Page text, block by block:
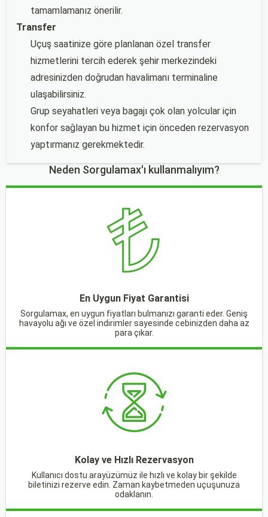
tamamlamanız önerilir.
Transfer
Uçuş saatinize göre planlanan özel transfer
hizmetlerini tercih ederek şehir merkezindeki
adresinizden doğrudan havalimanı terminaline
ulaşabilirsiniz.
Grup seyahatleri veya bagajı çok olan yolcular için
konfor sağlayan bu hizmet için önceden rezervasyon
yaptırmanız gerekmektedir.
Neden Sorgulamax'ı kullanmalıyım?
En Uygun Fiyat Garantisi
Sorgulamax, en uygun fiyatları bulmanızı garanti eder. Geniş
havayolu ağı ve özel indirimler sayesinde cebinizden daha az
para çıkar.
Kolay ve Hızlı Rezervasyon
Kullanıcı dostu arayüzümüz ile hızlı ve kolay bir şekilde
biletinizi rezerve edin. Zaman kaybetmeden uçuşunuza
odaklanın.